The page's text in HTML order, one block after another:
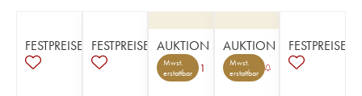
FESTPREISE FESTPREISE AUKTION
Mwst.
erstattbar
1
AUKTION
Mwst.
erstattbar
FESTPREISE